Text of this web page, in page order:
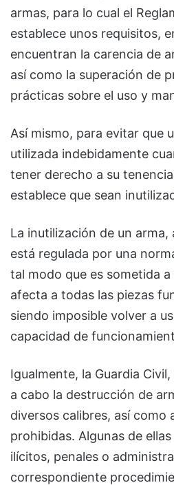
armas, para lo cual el
establece unos requisitos,
encuentran la carencia de
así como la superación de
prácticas sobre el uso y
Así mismo, para evitar que
utilizada indebidamente
tener derecho a su
establece que sean
La inutilización de un arma,
está regulada por una
tal modo que es sometida
afecta a todas las piezas
siendo imposible volver a
capacidad de
Igualmente, la Guardia
a cabo la destrucción de
diversos calibres, así como
prohibidas. Algunas de
ilícitos, penales o
correspondiente